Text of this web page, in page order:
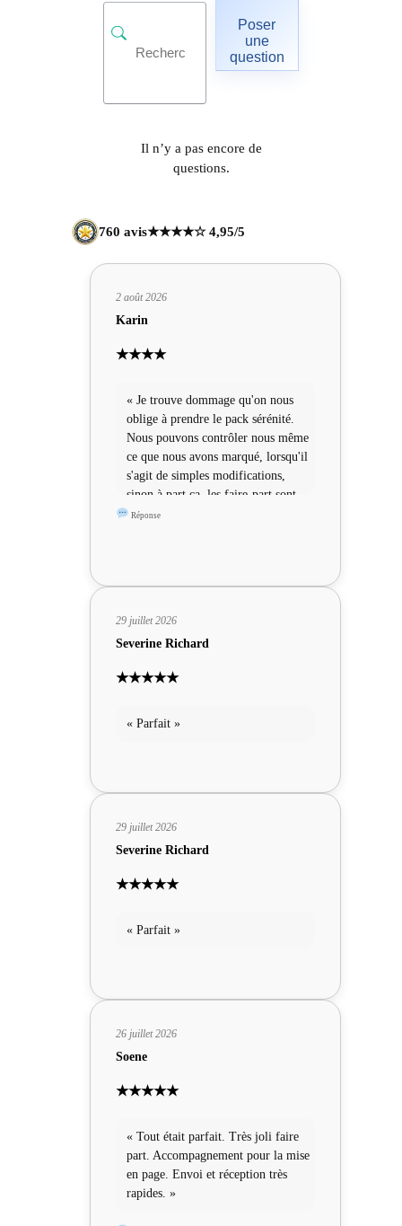
Poser
une
question
Il n’y a pas encore de
questions.
760 avis★★★★☆ 4,95/5
2 août 2026
Karin
★★★★
« Je trouve dommage qu'on nous
oblige à prendre le pack sérénité.
Nous pouvons contrôler nous même
ce que nous avons marqué, lorsqu'il
s'agit de simples modifications,
sinon à part ça, les faire-part sont
sympas »
Réponse
29 juillet 2026
Severine Richard
★★★★★
« Parfait »
29 juillet 2026
Severine Richard
★★★★★
« Parfait »
26 juillet 2026
Soene
★★★★★
« Tout était parfait. Très joli faire
part. Accompagnement pour la mise
en page. Envoi et réception très
rapides. »